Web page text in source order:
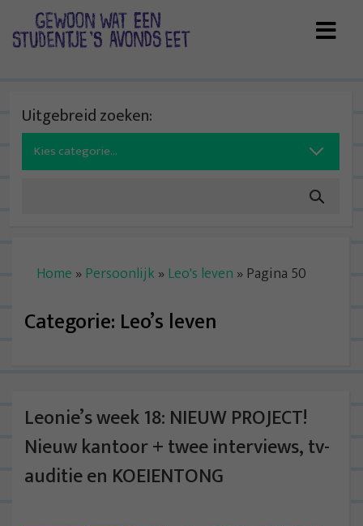
Uitgebreid zoeken:
Search
for:
Home » Persoonlijk» Leo's leven » Pagina 50
Categorie: Leo’s leven
Leonie’s week 18: NIEUW PROJECT!
Nieuw kantoor + twee interviews, tv-
auditie en KOEIENTONG